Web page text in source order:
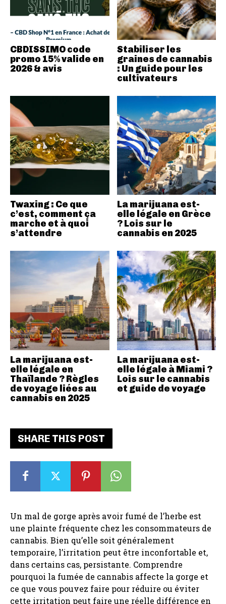
SHARE THIS POST
Un mal de gorge après avoir fumé de l’herbe est
une plainte fréquente chez les consommateurs de
cannabis. Bien qu’elle soit généralement
temporaire, l’irritation peut être inconfortable et,
dans certains cas, persistante. Comprendre
pourquoi la fumée de cannabis affecte la gorge et
ce que vous pouvez faire pour réduire ou éviter
cette irritation peut faire une réelle différence en
CBDISSIMO code
promo 15% valide en
2026 & avis
Stabiliser les
graines de cannabis
: Un guide pour les
cultivateurs
Twaxing : Ce que
c’est, comment ça
marche et à quoi
s’attendre
La marijuana est-
elle légale en Grèce
? Lois sur le
cannabis en 2025
La marijuana est-
elle légale en
Thaïlande ? Règles
de voyage liées au
cannabis en 2025
La marijuana est-
elle légale à Miami ?
Lois sur le cannabis
et guide de voyage